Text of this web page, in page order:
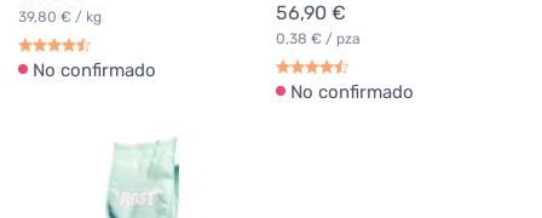
39,80 € / kg
No confirmado
56,90 €
0,38 € / pza
No confirmado